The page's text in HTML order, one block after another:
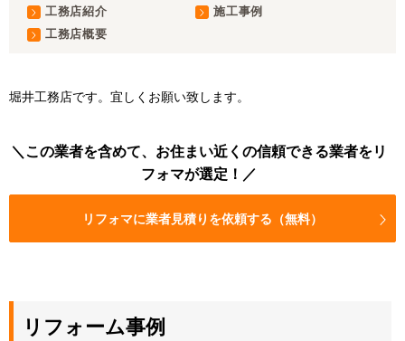
工務店紹介
施工事例
工務店概要
堀井工務店です。宜しくお願い致します。
この業者を含めて、お住まい近くの信頼できる業者をリ
フォマが選定！
リフォマに業者見積りを依頼する（無料）
リフォーム事例